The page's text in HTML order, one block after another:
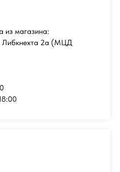
из магазина:
Либкнехта 2а (МЦД